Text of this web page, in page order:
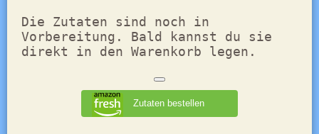
Die Zutaten sind noch in
Vorbereitung. Bald kannst du sie
direkt in den Warenkorb legen.
Zutaten bestellen